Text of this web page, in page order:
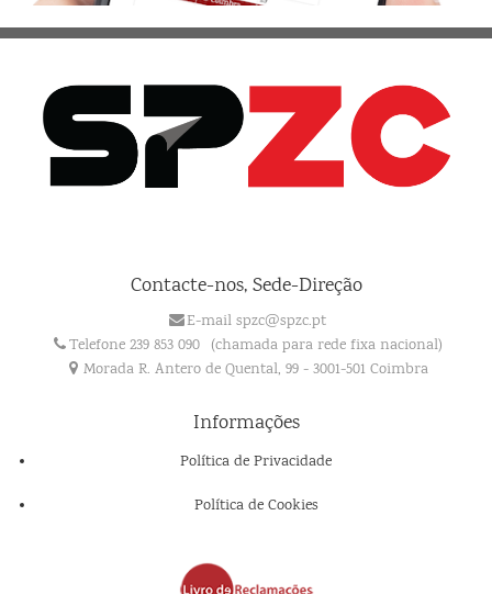
Contacte-nos, Sede-Direção
E-mail spzc@spzc.pt
Telefone 239 853 090 (chamada para rede fixa nacional)
Morada R. Antero de Quental, 99 - 3001-501 Coimbra
Informações
Política de Privacidade
Política de Cookies